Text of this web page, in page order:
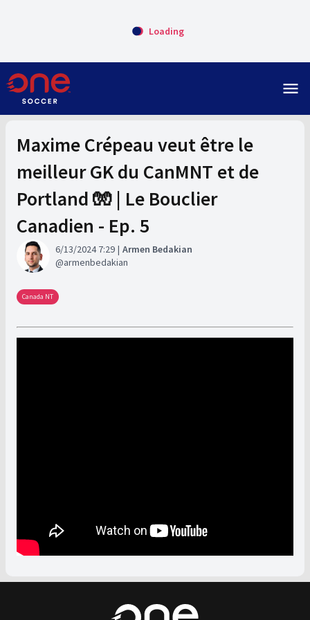
Loading
menu
Maxime Crépeau veut être le
meilleur GK du CanMNT et de
Portland 🧤 | Le Bouclier
Canadien - Ep. 5
6/13/2024 7:29
Armen Bedakian
armenbedakian
Canada NT